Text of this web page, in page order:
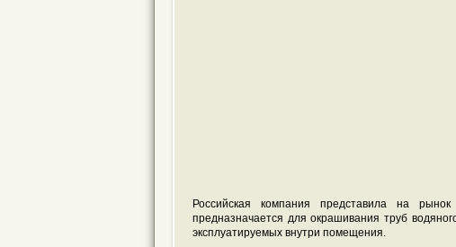
Российская компания представила на
предназначается для окрашивания труб
эксплуатируемых внутри помещения.